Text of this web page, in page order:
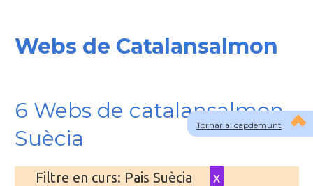
Tornar al capdemunt
Webs de Catalansalmon
6 Webs de catalansalmon
Suècia
Filtre en curs: Pais Suècia x